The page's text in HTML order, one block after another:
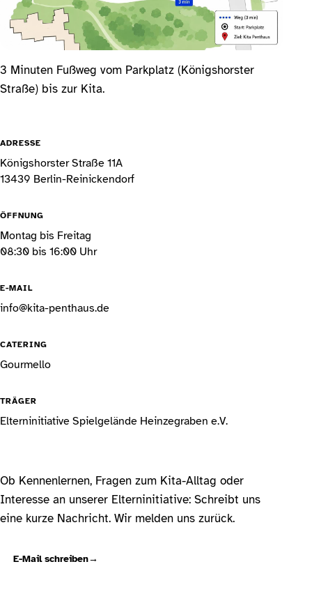
3 Minuten Fußweg vom Parkplatz (Königshorster
Straße) bis zur Kita.
ADRESSE
Königshorster Straße 11A
13439 Berlin-Reinickendorf
ÖFFNUNG
Montag bis Freitag
08:30 bis 16:00 Uhr
E-MAIL
info@kita-penthaus.de
CATERING
Gourmello
TRÄGER
Elterninitiative Spielgelände Heinzegraben e.V.
Ob Kennenlernen, Fragen zum Kita-Alltag oder
Interesse an unserer Elterninitiative: Schreibt uns
eine kurze Nachricht. Wir melden uns zurück.
E-Mail schreiben→